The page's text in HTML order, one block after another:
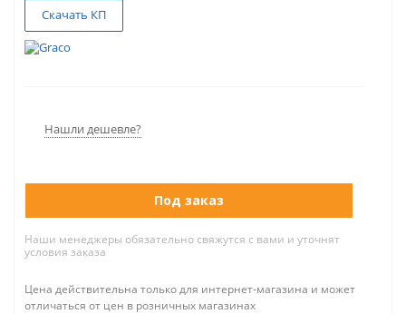
Скачать КП
Нашли дешевле?
Под заказ
Наши менеджеры обязательно свяжутся с вами и уточнят
условия заказа
Цена действительна только для интернет-магазина и может
отличаться от цен в розничных магазинах